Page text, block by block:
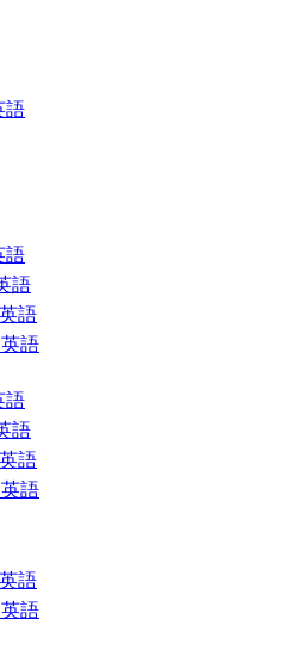
語
語
語
語
語
語
語
語
語
語
語